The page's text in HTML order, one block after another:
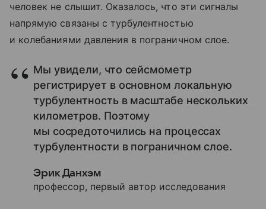
человек не слышит. Оказалось, что эти сигналы
напрямую связаны с турбулентностью
и колебаниями давления в пограничном слое.
Мы увидели, что сейсмометр
регистрирует в основном локальную
турбулентность в масштабе нескольких
километров. Поэтому
мы сосредоточились на процессах
турбулентности в пограничном слое.
Эрик Данхэм
профессор, первый автор исследования